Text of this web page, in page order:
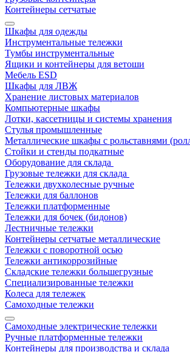
Контейнеры сетчатые
Шкафы для одежды
Инструментальные тележки
Тумбы инструментальные
Ящики и контейнеры для ветоши
Мебель ESD
Шкафы для ЛВЖ
Хранение листовых материалов
Компьютерные шкафы
Лотки, кассетницы и системы хранения
Стулья промышленные
Металлические шкафы с рольставнями
Стойки и стенды подкатные
Оборудование для склада
Грузовые тележки для склада
Тележки двухколесные ручные
Тележки для баллонов
Тележки платформенные
Тележки для бочек (бидонов)
Лестничные тележки
Контейнеры сетчатые металлические
Тележки с поворотной осью
Тележки антикоррозийные
Складские тележки большегрузные
Специализированные тележки
Колеса для тележек
Самоходные тележки
Самоходные электрические тележки
Ручные платформенные тележки
Контейнеры для производства и склада